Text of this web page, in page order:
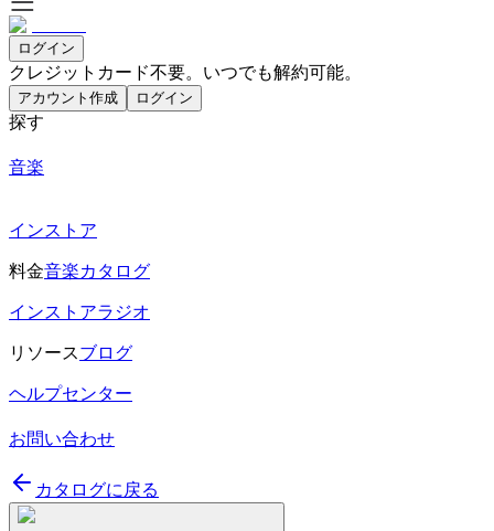
ログイン
クレジットカード不要。いつでも解約可能。
アカウント作成 ログイン
探す
音楽
インストア
料金音楽カタログ
インストアラジオ
リソースブログ
ヘルプセンター
お問い合わせ
カタログに戻る